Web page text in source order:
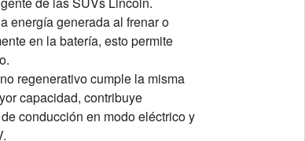
energía generada al frenar o
en la batería, esto permite
regenerativo cumple la misma
capacidad, contribuye
conducción en modo eléctrico y